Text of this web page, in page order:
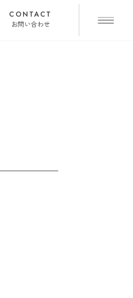
CONTACT
お問い合わせ